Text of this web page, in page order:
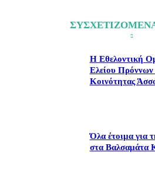
Η Εθελοντική
Ελείου Πρόννων
Κοινότητας
Όλα έτοιμα για
στα Βαλσαμάτα